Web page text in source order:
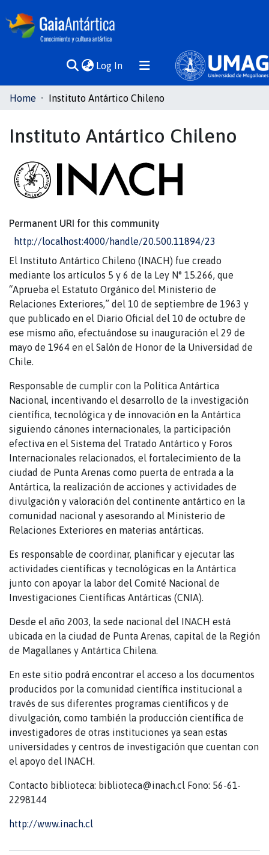
Log In(current)
Communities
All of DSpace
Statistics
Home Instituto Antártico Chileno
Instituto Antártico Chileno
Permanent URI for this community
http://localhost:4000/handle/20.500.11894/23
El Instituto Antártico Chileno (INACH) fue creado
mediante los artículos 5 y 6 de la Ley N° 15.266, que
“Aprueba el Estatuto Orgánico del Ministerio de
Relaciones Exteriores,” del 10 de septiembre de 1963 y
que publicado en el Diario Oficial del 10 de octubre de
ese mismo año, efectuándose su inauguración el 29 de
mayo de 1964 en el Salón de Honor de la Universidad de
Chile.
Responsable de cumplir con la Política Antártica
Nacional, incentivando el desarrollo de la investigación
científica, tecnológica y de innovación en la Antártica
siguiendo cánones internacionales, la participación
efectiva en el Sistema del Tratado Antártico y Foros
Internacionales relacionados, el fortalecimiento de la
ciudad de Punta Arenas como puerta de entrada a la
Antártica, la realización de acciones y actividades de
divulgación y valoración del continente antártico en la
comunidad nacional y asesorando al Ministerio de
Relaciones Exteriores en materias antárticas.
Es responsable de coordinar, planificar y ejecutar las
actividades científicas y tecnológicas en la Antártica
junto con apoyar la labor del Comité Nacional de
Investigaciones Científicas Antárticas (CNIA).
Desde el año 2003, la sede nacional del INACH está
ubicada en la ciudad de Punta Arenas, capital de la Región
de Magallanes y Antártica Chilena.
En este sitio podrá encontrar el acceso a los documentos
producidos por la comunidad científica institucional a
través de sus diferentes programas científicos y de
divulgación, como también la producción científica de
investigadores de otras instituciones ya sean estas
universidades y centros de investigación que cuentan con
el apoyo del INACH.
Contacto biblioteca: biblioteca@inach.cl Fono: 56-61-
2298144
http://www.inach.cl